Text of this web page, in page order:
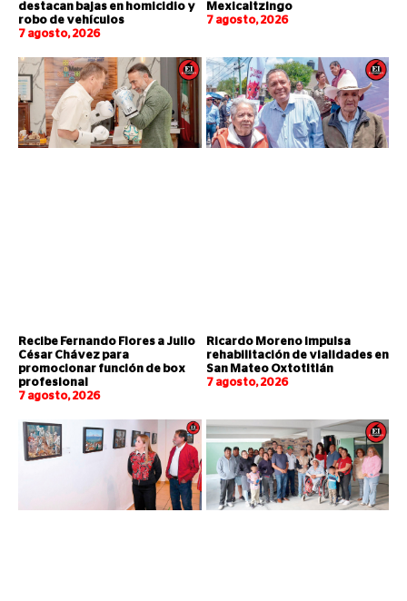
destacan bajas en homicidio y
robo de vehículos
7 agosto, 2026
Mexicaltzingo
7 agosto, 2026
Recibe Fernando Flores a Julio
César Chávez para
promocionar función de box
profesional
7 agosto, 2026
Ricardo Moreno impulsa
rehabilitación de vialidades en
San Mateo Oxtotitlán
7 agosto, 2026